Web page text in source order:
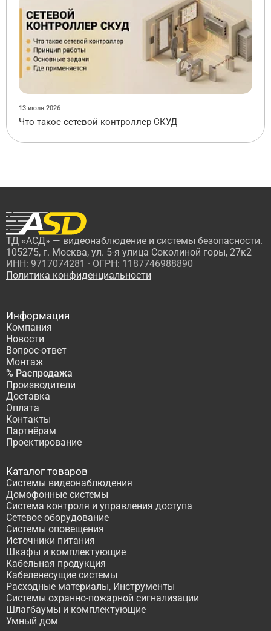
13 июля 2026
Что такое сетевой контроллер СКУД
ТД «АСД» — видеонаблюдение и системы безопасности.
105275, г. Москва, ул. 5-я улица Соколиной горы, 27к2
ИНН: 9717074281 · ОГРН: 1187746988890
Политика конфиденциальности
Информация
Компания
Новости
Вопрос-ответ
Монтаж
% Распродажа
Производители
Доставка
Оплата
Контакты
Партнёрам
Проектирование
Каталог товаров
Системы видеонаблюдения
Домофонные системы
Система контроля и управления доступа
Сетевое оборудование
Системы оповещения
Источники питания
Шкафы и комплектующие
Кабельная продукция
Кабеленесущие системы
Расходные материалы, Инструменты
Системы охранно-пожарной сигнализации
Шлагбаумы и комплектующие
Умный дом